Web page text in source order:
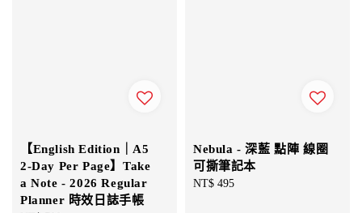
【English Edition｜A5
2-Day Per Page】Take
a Note - 2026 Regular
Planner 時效日誌手帳
Nebula - 深藍 點陣 線圈
可撕筆記本
Regular
NT$ 495